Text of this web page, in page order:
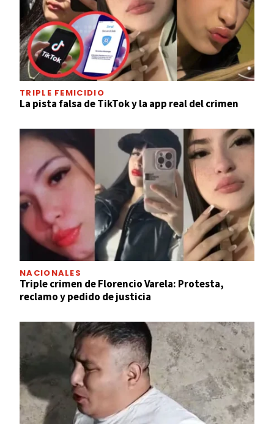
TRIPLE FEMICIDIO
La pista falsa de TikTok y la app real del crimen
NACIONALES
Triple crimen de Florencio Varela: Protesta,
reclamo y pedido de justicia